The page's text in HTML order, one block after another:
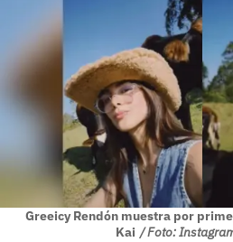
Greeicy Rendón muestra por
Kai / Foto: